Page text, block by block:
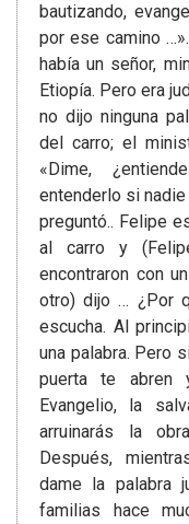
bautizando,
por ese camino
había un señor,
Etiopía. Pero era
no dijo ninguna
del carro; el
«Dime,
entenderlo si
preguntó.. Felipe
al carro y
encontraron con
otro) dijo … ¿Por
escucha. Al
una palabra. Pero
puerta te abren
Evangelio, la
arruinarás la
Después,
dame la palabra
familias hace